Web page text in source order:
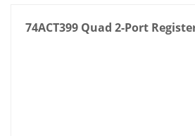
74ACT399 Quad 2-Port